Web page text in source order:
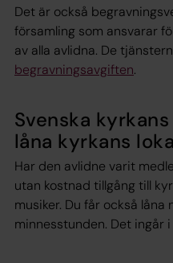
Det är också
församling som ansvarar
av alla avlidna. De
begravningsavgiften.
Svenska
låna kyrkans
Har den avlidne varit
utan kostnad tillgång till
musiker. Du får också låna
minnesstunden. Det ingår